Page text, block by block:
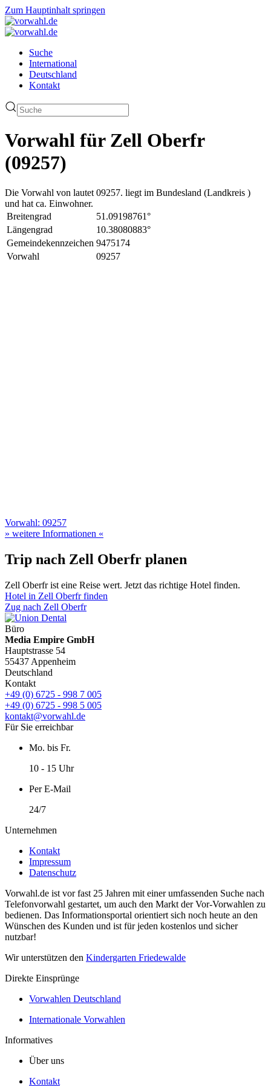
Zum Hauptinhalt springen
Suche
International
Deutschland
Kontakt
Vorwahl für Zell Oberfr
(09257)
Die Vorwahl von lautet 09257. liegt im Bundesland (Landkreis )
und hat ca. Einwohner.
Breitengrad
51.09198761°
Längengrad
10.38080883°
Gemeindekennzeichen 9475174
Vorwahl
09257
Vorwahl: 09257
» weitere Informationen «
Trip nach Zell Oberfr planen
Zell Oberfr ist eine Reise wert. Jetzt das richtige Hotel finden.
Hotel in Zell Oberfr finden
Zug nach Zell Oberfr
Büro
Media Empire GmbH
Hauptstrasse 54
55437 Appenheim
Deutschland
Kontakt
+49 (0) 6725 - 998 7 005
+49 (0) 6725 - 998 5 005
kontakt@vorwahl.de
Für Sie erreichbar
Mo. bis Fr.
10 - 15 Uhr
Per E-Mail
24/7
Unternehmen
Kontakt
Impressum
Datenschutz
Vorwahl.de ist vor fast 25 Jahren mit einer umfassenden Suche nach
Telefonvorwahl gestartet, um auch den Markt der Vor-Vorwahlen zu
bedienen. Das Informationsportal orientiert sich noch heute an den
Wünschen des Kunden und ist für jeden kostenlos und sicher
nutzbar!
Wir unterstützen den Kindergarten Friedewalde
Direkte Einsprünge
Vorwahlen Deutschland
Internationale Vorwahlen
Informatives
Über uns
Kontakt